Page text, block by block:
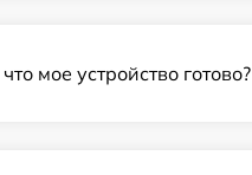
мое устройство готово?